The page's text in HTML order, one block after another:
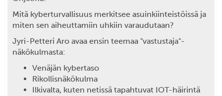
Mitä kyberturvallisuus merkitsee asuinkiinteistöissä ja
miten sen aiheuttamiin uhkiin varaudutaan?
Jyri-Petteri Aro avaa ensin teemaa "vastustaja"-
näkökulmasta:
Venäjän kybertaso
Rikollisnäkökulma
Ilkivalta, kuten netissä tapahtuvat IOT-häirintä